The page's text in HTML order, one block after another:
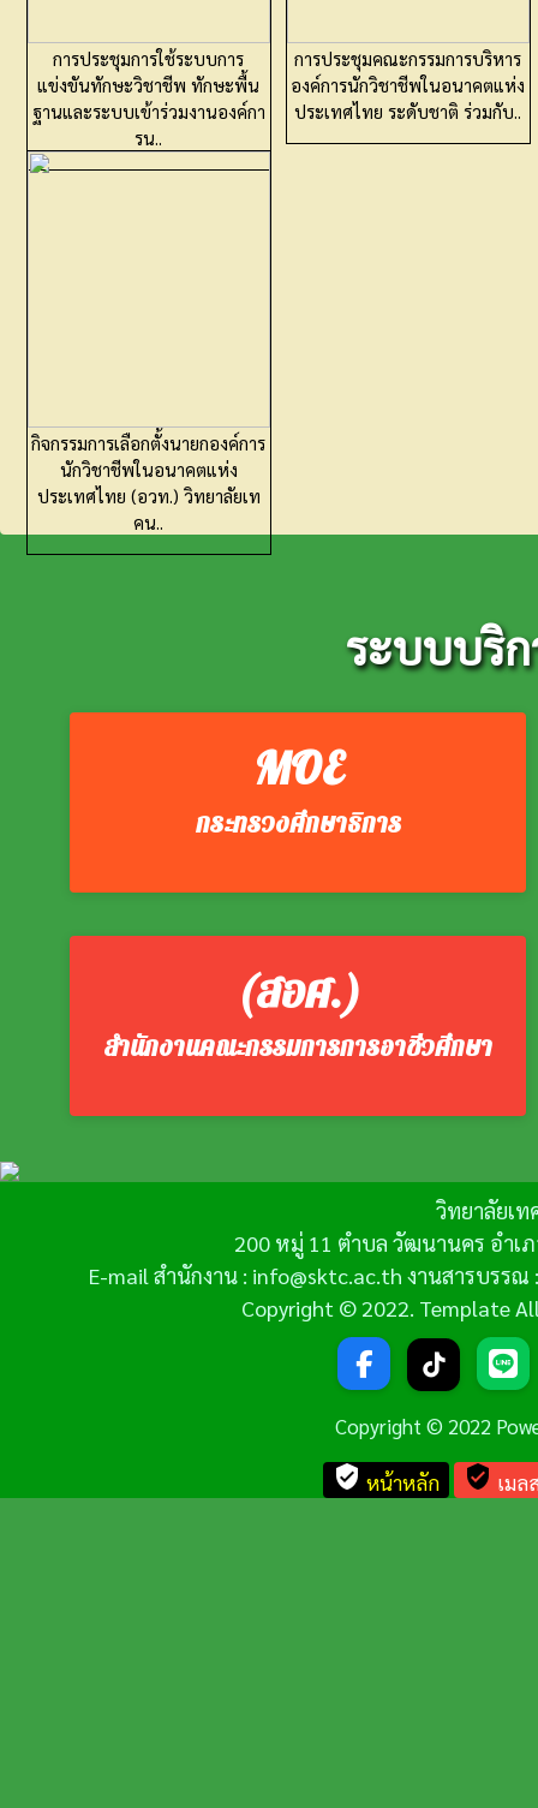
การประชุมการใช้ระบบการ
แข่งขันทักษะวิชาชีพ ทักษะพื้น
ฐานและระบบเข้าร่วมงานองค์กา
รน..
การประชุมคณะกรรมการบริหาร
องค์การนักวิชาชีพในอนาคตแห่ง
ประเทศไทย ระดับชาติ ร่วมกับ..
กิจกรรมการเลือกตั้งนายกองค์การ
นักวิชาชีพในอนาคตแห่ง
ประเทศไทย (อวท.) วิทยาลัยเท
คน..
ระบบบริ
MOE
กระทรวงศึกษาธิการ
(สอศ.)
สำนักงานคณะกรรมการการอาชีวศึกษา
วิทยาลัยเ
200 หมู่ 11 ตำบล วัฒนานคร อำเ
E-mail สำนักงาน : info@sktc.ac.th งานสารบรร
Copyright © 2022. Template
Copyright © 2022
verified_user หน้าหลัก verified_user เมล